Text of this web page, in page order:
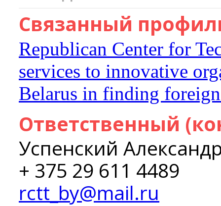
Связанный
Republican Center for
services to innovative
Belarus in finding
Ответственный
Успенский
+ 375 29 611 4489
rctt_by@mail.ru